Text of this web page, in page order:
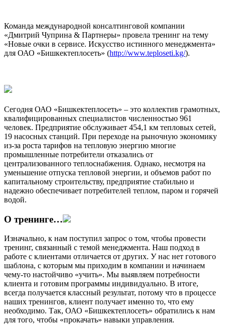
Команда международной консалтинговой компании
«Дмитрий Чуприна & Партнеры» провела тренинг на тему
«Новые очки в сервисе. Искусство истинного менеджмента»
для ОАО «Бишкектеплосеть» (http://www.teploseti.kg/).
Сегодня ОАО «Бишкектеплосеть» – это коллектив грамотных,
квалифицированных специалистов численностью 961
человек. Предприятие обслуживает 454,1 км тепловых сетей,
19 насосных станций. При переходе на рыночную экономику
из-за роста тарифов на тепловую энергию многие
промышленные потребители отказались от
централизованного теплоснабжения. Однако, несмотря на
уменьшение отпуска тепловой энергии, и объемов работ по
капитальному строительству, предприятие стабильно и
надежно обеспечивает потребителей теплом, паром и горячей
водой.
О тренинге…
Изначально, к нам поступил запрос о том, чтобы провести
тренинг, связанный с темой менеджмента. Наш подход в
работе с клиентами отличается от других. У нас нет готового
шаблона, с которым мы приходим в компании и начинаем
чему-то настойчиво «учить». Мы выявляем потребности
клиента и готовим программы индивидуально. В итоге,
всегда получается классный результат, потому что в процессе
наших тренингов, клиент получает именно то, что ему
необходимо. Так, ОАО «Бишкектеплосеть» обратились к нам
для того, чтобы «прокачать» навыки управления.